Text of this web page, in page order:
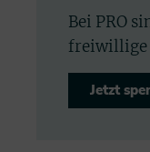
Bei PRO
freiwillige
Jetzt